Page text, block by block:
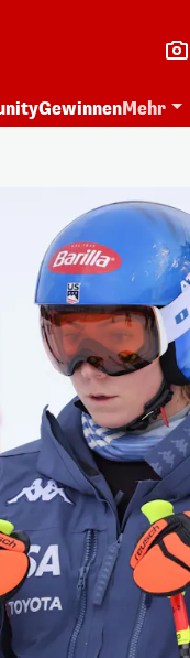
GewinnenMehr